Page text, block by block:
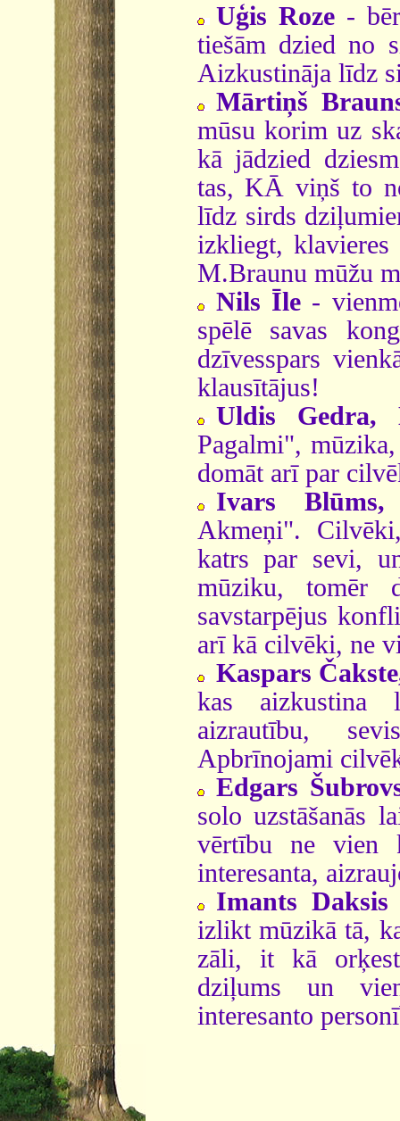
Uģis Roze-
tiešām dzied no
Aizkustināja līdz
Mārtiņš
mūsu korim uz
kā jādzied
tas, KĀ viņš to
līdz sirds
izkliegt,
M.Braunu mūžu
Nils Īle-
spēlē savas
dzīvesspars
klausītājus!
Uldis Gedra,
Pagalmi",
domāt arī par
Ivars
Akmeņi".
katrs par sevi,
mūziku, tomēr
savstarpējus
arī kā cilvēki, ne
Kaspars
kas aizkustina
aizrautību,
Apbrīnojami
Edgars
solo uzstāšanās
vērtību ne vien
interesanta,
Imants Daksis
izlikt mūzikā tā,
zāli, it kā
dziļums un
interesanto